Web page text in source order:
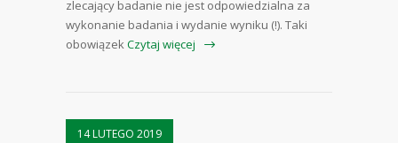
zlecający badanie nie jest odpowiedzialna za
wykonanie badania i wydanie wyniku (!). Taki
obowiązekCzytaj więcej
14 LUTEGO 2019